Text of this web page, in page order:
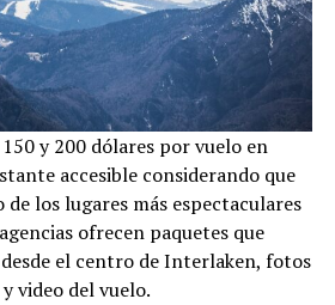
y 200 dólares por vuelo en
accesible considerando que
de los lugares más espectaculares
ofrecen paquetes que
el centro de Interlaken, fotos
video del vuelo.